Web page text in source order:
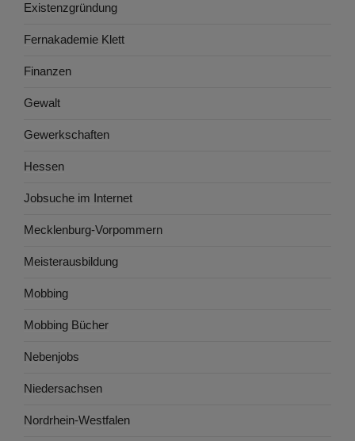
Existenzgründung
Fernakademie Klett
Finanzen
Gewalt
Gewerkschaften
Hessen
Jobsuche im Internet
Mecklenburg-Vorpommern
Meisterausbildung
Mobbing
Mobbing Bücher
Nebenjobs
Niedersachsen
Nordrhein-Westfalen